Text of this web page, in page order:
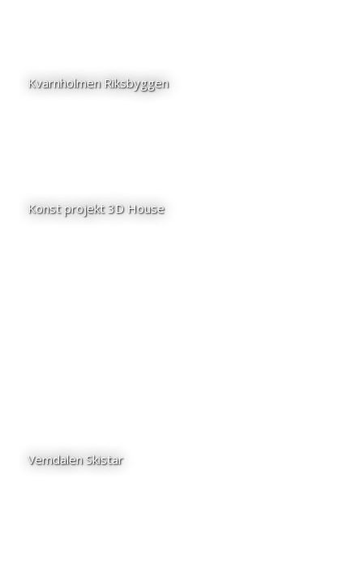
Kvarnholmen Riksbyggen
Konst projekt 3D House
Vemdalen Skistar